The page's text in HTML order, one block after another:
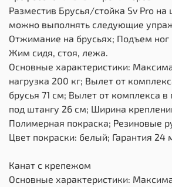
Разместив Брусья/стойка Sv Pro на
можно выполнять следующие
Отжимание на брусьях; Подъем ног
Жим сидя, стоя, лежа.
Основные характеристики:
нагрузка 200 кг; Вылет от
брусья 71 см; Вылет от комплекса
под штангу 26 см; Ширина
Полимерная покраска; Резиновые
Цвет покраски: белый; Гарантия 24
Канат с крепежом
Основные характеристики: